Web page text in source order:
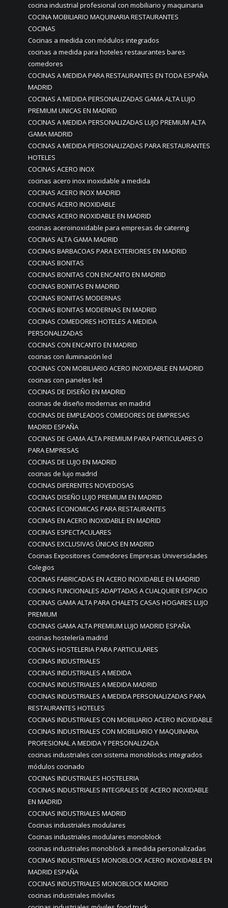
cocina industrial profesional con mobiliario y maquinaria
COCINA MOBILIARIO MAQUINARIA RESTAURANTES
COCINAS
Cocinas a medida con módulos integrados
cocinas a medida para hoteles restaurantes bares
comedores
COCINAS A MEDIDA PARA RESTAURANTES EN TODA ESPAÑA
MADRID
COCINAS A MEDIDA PERSONALIZADAS GAMA ALTA LUJO
PREMIUM UNICAS EN MADRID
COCINAS A MEDIDA PERSONALIZADAS LUJO PREMIUM ALTA
GAMA MADRID
COCINAS A MEDIDA PERSONALIZADAS PARA RESTAURANTES
HOTELES
COCINAS ACERO INOX
cocinas acero inox inoxidable a medida
COCINAS ACERO INOX MADRID
COCINAS ACERO INOXIDABLE
COCINAS ACERO INOXIDABLE EN MADRID
cocinas aceroinoxidable para empresas de catering
COCINAS ALTA GAMA MADRID
COCINAS BARBACOAS PARA EXTERIORES EN MADRID
COCINAS BONITAS
COCINAS BONITAS CON ENCANTO EN MADRID
COCINAS BONITAS EN MADRID
COCINAS BONITAS MODERNAS
COCINAS BONITAS MODERNAS EN MADRID
COCINAS COMEDORES HOTELES A MEDIDA
PERSONALIZADAS
COCINAS CON ENCANTO EN MADRID
cocinas con iluminación led
COCINAS CON MOBILIARIO ACERO INOXIDABLE EN MADRID
cocinas con paneles led
COCINAS DE DISEÑO EN MADRID
cocinas de diseño modernas en madrid
COCINAS DE EMPLEADOS COMEDORES DE EMPRESAS
MADRID ESPAÑA
COCINAS DE GAMA ALTA PREMIUM PARA PARTICULARES O
PARA EMPRESAS
COCINAS DE LUJO EN MADRID
cocinas de lujo madrid
COCINAS DIFERENTES NOVEDOSAS
COCINAS DISEÑO LUJO PREMIUM EN MADRID
COCINAS ECONOMICAS PARA RESTAURANTES
COCINAS EN ACERO INOXIDABLE EN MADRID
COCINAS ESPECTACULARES
COCINAS EXCLUSIVAS ÚNICAS EN MADRID
Cocinas Expositores Comedores Empresas Universidades
Colegios
COCINAS FABRICADAS EN ACERO INOXIDABLE EN MADRID
COCINAS FUNCIONALES ADAPTADAS A CUALQUIER ESPACIO
COCINAS GAMA ALTA PARA CHALETS CASAS HOGARES LUJO
PREMIUM
COCINAS GAMA ALTA PREMIUM LUJO MADRID ESPAÑA
cocinas hostelería madrid
COCINAS HOSTELERIA PARA PARTICULARES
COCINAS INDUSTRIALES
COCINAS INDUSTRIALES A MEDIDA
COCINAS INDUSTRIALES A MEDIDA MADRID
COCINAS INDUSTRIALES A MEDIDA PERSONALIZADAS PARA
RESTAURANTES HOTELES
COCINAS INDUSTRIALES CON MOBILIARIO ACERO INOXIDABLE
COCINAS INDUSTRIALES CON MOBILIARIO Y MAQUINARIA
PROFESIONAL A MEDIDA Y PERSONALIZADA
cocinas industriales con sistema monoblocks integrados
módulos cocinado
COCINAS INDUSTRIALES HOSTELERIA
COCINAS INDUSTRIALES INTEGRALES DE ACERO INOXIDABLE
EN MADRID
COCINAS INDUSTRIALES MADRID
Cocinas industriales modulares
Cocinas industriales modulares monoblock
cocinas industriales monoblock a medida personalizadas
COCINAS INDUSTRIALES MONOBLOCK ACERO INOXIDABLE EN
MADRID ESPAÑA
COCINAS INDUSTRIALES MONOBLOCK MADRID
cocinas industriales móviles